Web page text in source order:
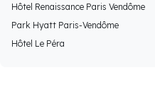
Hôtel Renaissance Paris Vendôme
Park Hyatt Paris-Vendôme
Hôtel Le Péra